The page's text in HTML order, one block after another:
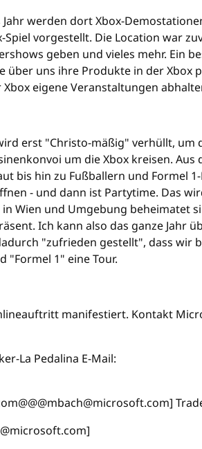
werden dort Xbox-
vorgestellt. Die Location war
geben und vieles mehr. Ein
uns ihre Produkte in der Xbox
eigene Veranstaltungen
erst "Christo-mäßig" verhüllt, um
um die Xbox kreisen. Aus
bis hin zu Fußballern und Formel
- und dann ist Partytime. Das
Wien und Umgebung beheimatet
Ich kann also das ganze Jahr
"zufrieden gestellt", dass wir
"Formel 1" eine Tour.
manifestiert. Kontakt
La Pedalina E-Mail: